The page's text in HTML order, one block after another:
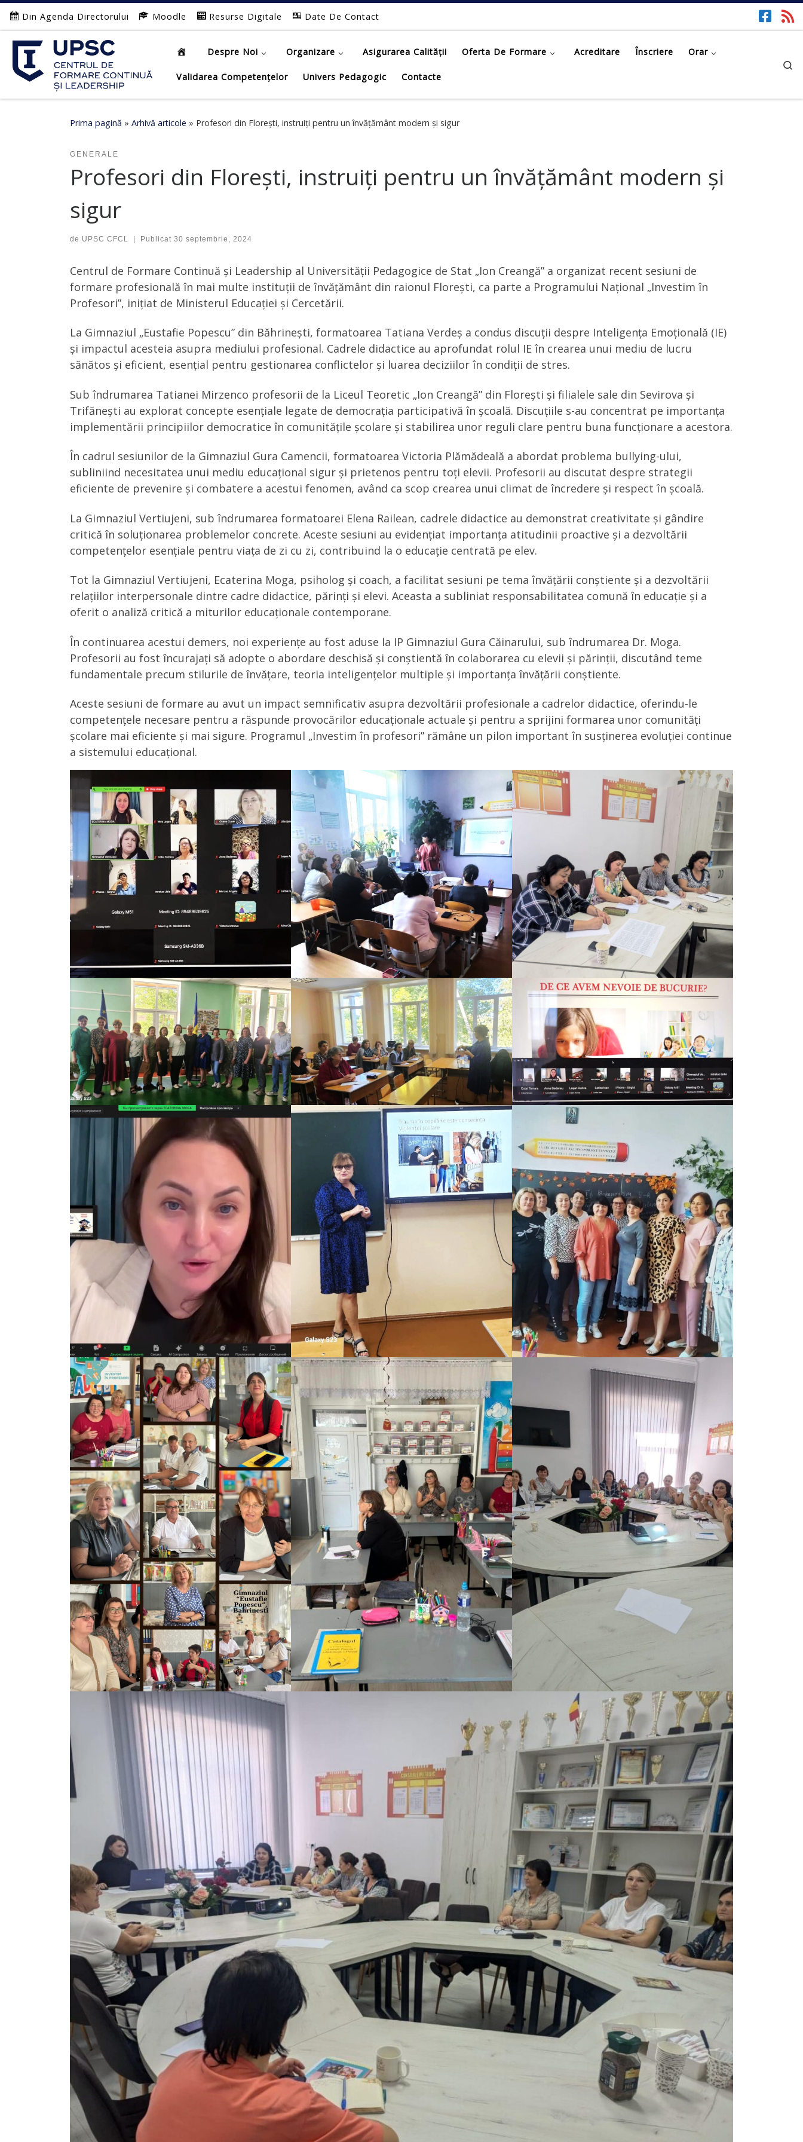
Afișează întregul conținut
Din Agenda Directorului Moodle Resurse Digitale Date De Contact
Despre Noi Organizare Asigurarea Calității Oferta De Formare Acreditare Înscriere Orar
Validarea Competențelor Univers Pedagogic Contacte
Prima pagină » Arhivă articole » Profesori din Florești, instruiți pentru un învățământ modern și sigur
GENERALE
Profesori din Florești, instruiți pentru un învățământ modern și
sigur
de UPSC CFCL | Publicat 30 septembrie, 2024
Centrul de Formare Continuă și Leadership al Universității Pedagogice de Stat „Ion Creangă” a organizat recent sesiuni de
formare profesională în mai multe instituții de învățământ din raionul Florești, ca parte a Programului Național „Investim în
Profesori”, inițiat de Ministerul Educației și Cercetării.
La Gimnaziul „Eustafie Popescu” din Băhrinești, formatoarea Tatiana Verdeș a condus discuții despre Inteligența Emoțională (IE)
și impactul acesteia asupra mediului profesional. Cadrele didactice au aprofundat rolul IE în crearea unui mediu de lucru
sănătos și eficient, esențial pentru gestionarea conflictelor și luarea deciziilor în condiții de stres.
Sub îndrumarea Tatianei Mirzenco profesorii de la Liceul Teoretic „Ion Creangă” din Florești și filialele sale din Sevirova și
Trifănești au explorat concepte esențiale legate de democrația participativă în școală. Discuțiile s-au concentrat pe importanța
implementării principiilor democratice în comunitățile școlare și stabilirea unor reguli clare pentru buna funcționare a acestora.
În cadrul sesiunilor de la Gimnaziul Gura Camencii, formatoarea Victoria Plămădeală a abordat problema bullying-ului,
subliniind necesitatea unui mediu educațional sigur și prietenos pentru toți elevii. Profesorii au discutat despre strategii
eficiente de prevenire și combatere a acestui fenomen, având ca scop crearea unui climat de încredere și respect în școală.
La Gimnaziul Vertiujeni, sub îndrumarea formatoarei Elena Railean, cadrele didactice au demonstrat creativitate și gândire
critică în soluționarea problemelor concrete. Aceste sesiuni au evidențiat importanța atitudinii proactive și a dezvoltării
competențelor esențiale pentru viața de zi cu zi, contribuind la o educație centrată pe elev.
Tot la Gimnaziul Vertiujeni, Ecaterina Moga, psiholog și coach, a facilitat sesiuni pe tema învățării conștiente și a dezvoltării
relațiilor interpersonale dintre cadre didactice, părinți și elevi. Aceasta a subliniat responsabilitatea comună în educație și a
oferit o analiză critică a miturilor educaționale contemporane.
În continuarea acestui demers, noi experiențe au fost aduse la IP Gimnaziul Gura Căinarului, sub îndrumarea Dr. Moga.
Profesorii au fost încurajați să adopte o abordare deschisă și conștientă în colaborarea cu elevii și părinții, discutând teme
fundamentale precum stilurile de învățare, teoria inteligențelor multiple și importanța învățării conștiente.
Aceste sesiuni de formare au avut un impact semnificativ asupra dezvoltării profesionale a cadrelor didactice, oferindu-le
competențele necesare pentru a răspunde provocărilor educaționale actuale și pentru a sprijini formarea unor comunități
școlare mai eficiente și mai sigure. Programul „Investim în profesori” rămâne un pilon important în susținerea evoluției continue
a sistemului educațional.